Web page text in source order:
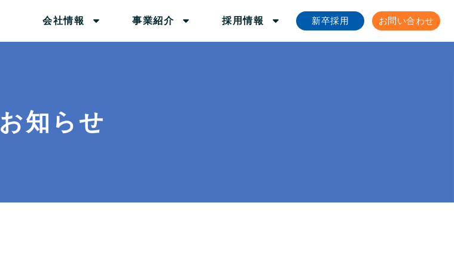
お問い合わせ
新卒採用
会社情報 事業紹介 採用情報
お知らせ